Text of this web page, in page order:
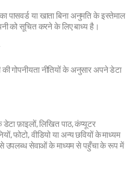
पासवर्ड या खाता बिना अनुमति के इस्तेमाल
को सूचित करने के लिए बाध्य है।
गोपनीयता नीतियों के अनुसार अपने डेटा
फ़ाइलों, लिखित पाठ, कंप्यूटर
फोटो, वीडियो या अन्य छवियों के माध्यम
उपलब्ध सेवाओं के माध्यम से पहुँचा के रूप में